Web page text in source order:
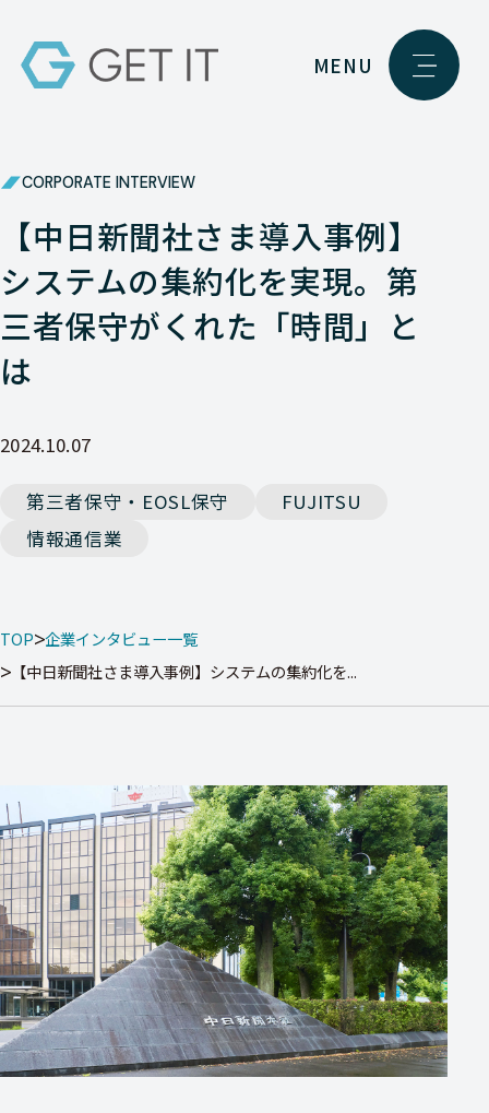
MENU
CORPORATE INTERVIEW
【中日新聞社さま導入事例】
システムの集約化を実現。第
三者保守がくれた「時間」と
は
2024.10.07
第三者保守・EOSL保守
FUJITSU
情報通信業
TOP 企業インタビュー一覧
【中日新聞社さま導入事例】システムの集約化を...